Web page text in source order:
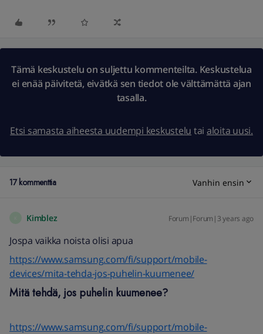
Tämä keskustelu on suljettu kommenteilta. Keskustelua
ei enää päivitetä, eivätkä sen tiedot ole välttämättä ajan
tasalla.
Etsi samasta aiheesta uudempi keskustelu tai aloita uusi.
17 kommenttia Vanhin ensin
Kimblez Forum|Forum|3 years ago
Jospa vaikka noista olisi apua
https://www.samsung.com/fi/support/mobile-
devices/mita-tehda-jos-puhelin-kuumenee/
Mitä tehdä, jos puhelin kuumenee?
https://www.samsung.com/fi/support/mobile-